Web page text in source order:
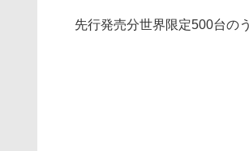
先行発売分世界限定500台の